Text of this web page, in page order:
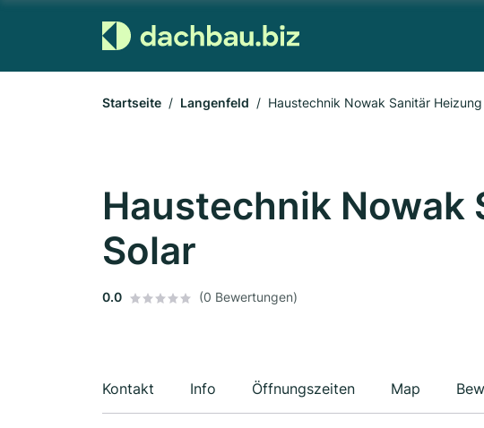
Startseite Langenfeld Haustechnik Nowak Sanitär
Haustechnik Nowak
Solar
0.0 (0 Bewertungen)
Kontakt Info Öffnungszeiten Map